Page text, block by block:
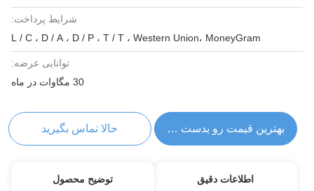
شرایط پرداخت:
L / C ، D / A ، D / P ، T / T ، Western Union، MoneyGram
توانایی عرضه:
30 مگاوات در ماه
بهترین قیمت رو بدست بیار حالا تماس بگیرید
اطلاعات دقیق توضیح محصول